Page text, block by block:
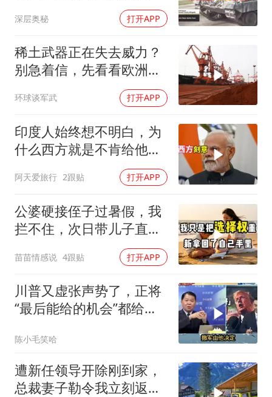
41岁女子为鼓励女儿考上985研究生
奋进开新局 实干挑大梁
深层奥秘 打开APP
稀土武器正在失去威力？
别急着信，先看看欧洲军
环球谈军武 打开APP
印度人始终想不明白，为
什么西方就是不肯给他们
阿天爱旅行 2跟贴 打开APP
公婆硬接侄子过暑假，我
拦不住，次日带儿子直飞
苗苗情感说 4跟贴 打开APP
川普又虚张声势了，正将
“最后能给的机会”都给伊
陈小毛笑哈
遭新任领导开除刚到家，
总裁妻子勒令我立刻返